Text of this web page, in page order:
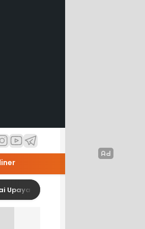
Kesiapan Karier Mahasiswa Interior